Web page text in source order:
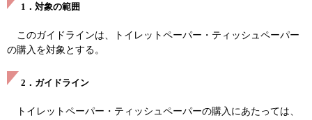
1．対象の範囲
このガイドラインは、トイレットペーパー・ティッシュペーパー
の購入を対象とする。
2．ガイドライン
トイレットペーパー・ティッシュペーパーの購入にあたっては、